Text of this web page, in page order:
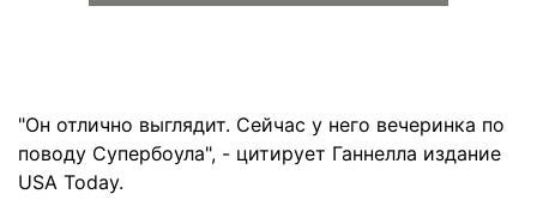
"Он отлично выглядит. Сейчас у него вечеринка по
поводу Супербоула", - цитирует Ганнелла издание
USA Today.